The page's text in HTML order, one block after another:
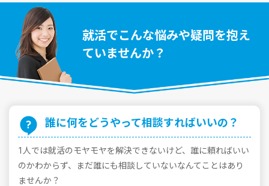
就活でこんな悩みや疑問を抱え
ていませんか？
誰に何をどうやって相談すればいいの？
1⼈では就活のモヤモヤを解決できないけど、誰に頼ればいい
のかわからず、まだ誰にも相談していないなんてことはあり
ませんか？